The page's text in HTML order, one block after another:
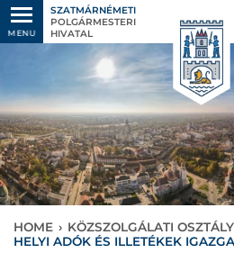
MENU
SZATMÁRNÉMETI
POLGÁRMESTERI
HIVATAL
HOME › KÖZSZOLGÁLATI
HELYI ADÓK ÉS ILLETÉKEK